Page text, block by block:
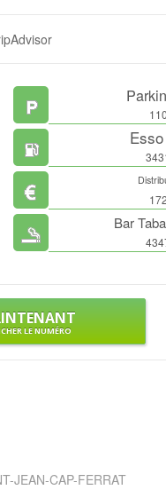
Bar
LE NUMÉRO
JEAN-CAP-FERRAT